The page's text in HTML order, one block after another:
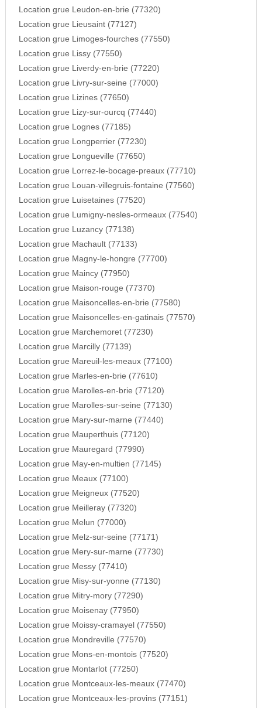
Location grue Leudon-en-brie (77320)
Location grue Lieusaint (77127)
Location grue Limoges-fourches (77550)
Location grue Lissy (77550)
Location grue Liverdy-en-brie (77220)
Location grue Livry-sur-seine (77000)
Location grue Lizines (77650)
Location grue Lizy-sur-ourcq (77440)
Location grue Lognes (77185)
Location grue Longperrier (77230)
Location grue Longueville (77650)
Location grue Lorrez-le-bocage-preaux (77710)
Location grue Louan-villegruis-fontaine (77560)
Location grue Luisetaines (77520)
Location grue Lumigny-nesles-ormeaux (77540)
Location grue Luzancy (77138)
Location grue Machault (77133)
Location grue Magny-le-hongre (77700)
Location grue Maincy (77950)
Location grue Maison-rouge (77370)
Location grue Maisoncelles-en-brie (77580)
Location grue Maisoncelles-en-gatinais (77570)
Location grue Marchemoret (77230)
Location grue Marcilly (77139)
Location grue Mareuil-les-meaux (77100)
Location grue Marles-en-brie (77610)
Location grue Marolles-en-brie (77120)
Location grue Marolles-sur-seine (77130)
Location grue Mary-sur-marne (77440)
Location grue Mauperthuis (77120)
Location grue Mauregard (77990)
Location grue May-en-multien (77145)
Location grue Meaux (77100)
Location grue Meigneux (77520)
Location grue Meilleray (77320)
Location grue Melun (77000)
Location grue Melz-sur-seine (77171)
Location grue Mery-sur-marne (77730)
Location grue Messy (77410)
Location grue Misy-sur-yonne (77130)
Location grue Mitry-mory (77290)
Location grue Moisenay (77950)
Location grue Moissy-cramayel (77550)
Location grue Mondreville (77570)
Location grue Mons-en-montois (77520)
Location grue Montarlot (77250)
Location grue Montceaux-les-meaux (77470)
Location grue Montceaux-les-provins (77151)